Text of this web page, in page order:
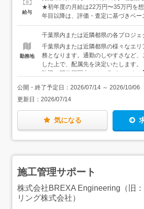
視、書類作成などを通じて、機械・
する仕事です。日々の定期点検を終え
ていますので、機械に詳しくない方や
でも安心してチャレンジできます。＜
は、建物や機械の非破壊検査や修理
せします。非破壊検査とは、対象物を
することなく、その内部の欠陥や構
ちらもチェックシートがありますの
心です。【研修について】入社後は約
実施します。その後は、配属先での
際の業務を学んでいきます。もちろん
社員が、皆さんの成長をイチからサ
で、安心してください！【ひとり立
を覚えた後は、資格取得にもチャレン
キストや願書を無料で配布していま
ていますので、ぜひチャレンジしてみ
きたい方居酒屋スタッフ・アミューズ
タッフ・清掃スタッフなどなど、様々
れる安定したスキルを身につけていま
応援します！
給与
★初年度の月給は22万円〜35万円を
年目以降は、評価・査定に基づきベー
ます。【年収例】年収450万円：30歳
（賞与・残業代・資格手当・各種手当
勤務地
千葉県内または近隣都県の各プロジェ
千葉県内または近隣都県の様々なエ
務となります。通勤のしやすさなど、
した上で、配属先を決定いたしま
歓迎／研修期間中はオンラインです
きの単身用社宅有】 お住まいから通
具・家電付きの単身用社宅を利用する
期費用や引越費用を会社が負担する
（地域別に上限あり）もあるので、最
て、新しい仕事・新しい生活を始めら
公開・終了予定日： 2026/07/14 ～ 2026/10/06
更新日： 2026/07/14
気になる
施工管理サポート
株式会社BREXA Engineering（旧
リング株式会社）